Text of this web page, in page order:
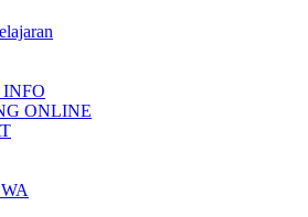
ONLINE